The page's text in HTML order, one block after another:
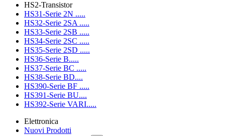
HS2-Transistor
HS31-Serie 2N .....
HS32-Serie 2SA .....
HS33-Serie 2SB .....
HS34-Serie 2SC .....
HS35-Serie 2SD .....
HS36-Serie B.....
HS37-Serie BC .....
HS38-Serie BD....
HS390-Serie BF .....
HS391-Serie BU....
HS392-Serie VARI.....
Elettronica
Nuovi Prodotti